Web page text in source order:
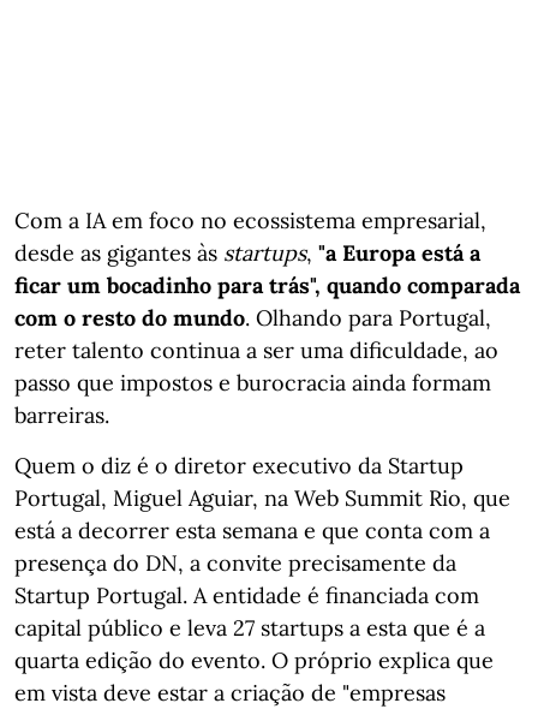
Com a IA em foco no ecossistema empresarial,
desde as gigantes às startups, "a Europa está a
ficar um bocadinho para trás", quando comparada
com o resto do mundo. Olhando para Portugal,
reter talento continua a ser uma dificuldade, ao
passo que impostos e burocracia ainda formam
barreiras.
Quem o diz é o diretor executivo da Startup
Portugal, Miguel Aguiar, na Web Summit Rio, que
está a decorrer esta semana e que conta com a
presença do DN, a convite precisamente da
Startup Portugal. A entidade é financiada com
capital público e leva 27 startups a esta que é a
quarta edição do evento. O próprio explica que
em vista deve estar a criação de "empresas